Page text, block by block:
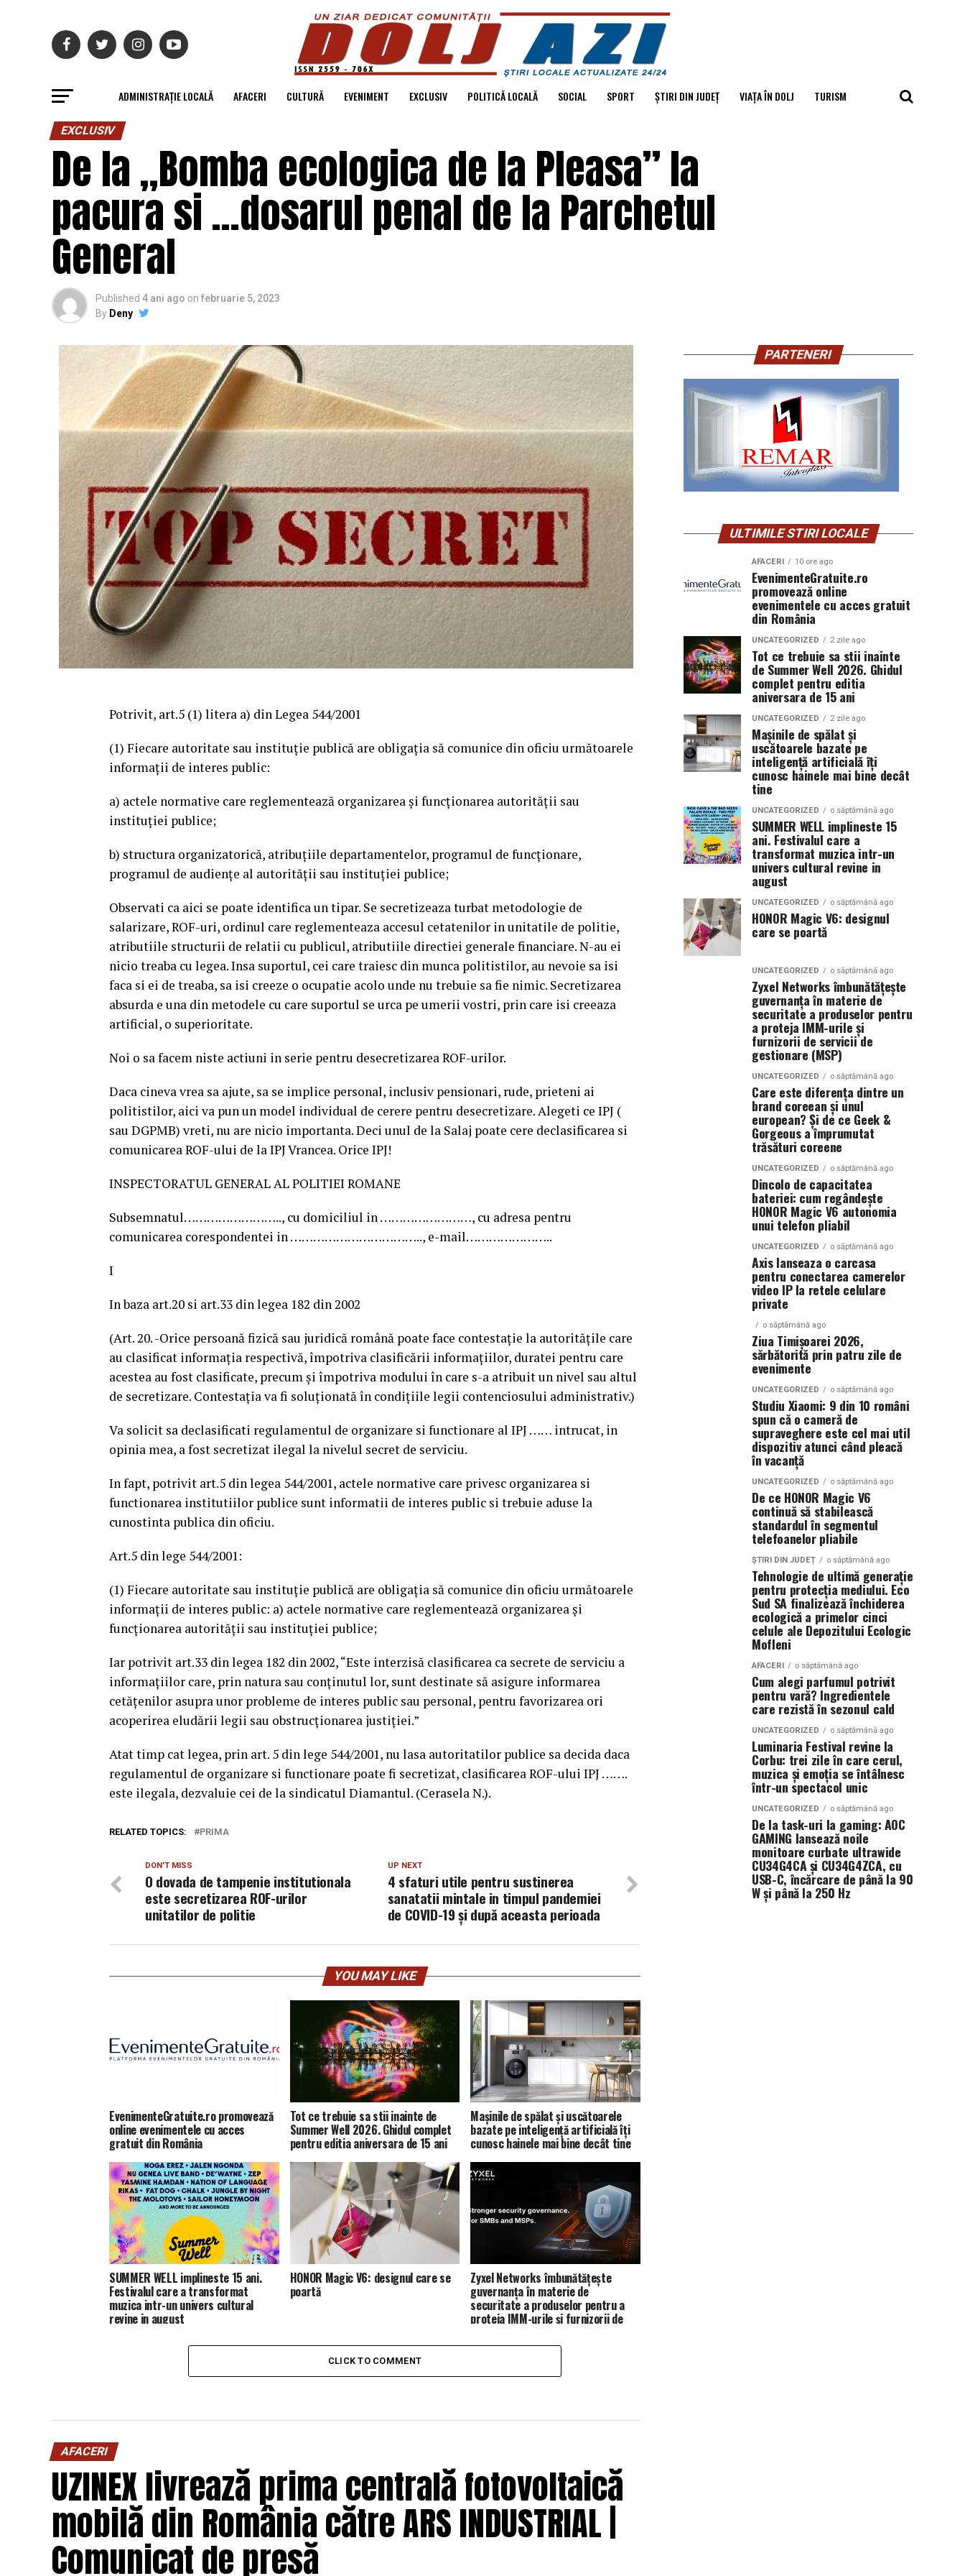
ADMINISTRAȚIE LOCALĂ AFACERI CULTURĂ EVENIMENT EXCLUSIV POLITICĂ LOCALĂ SOCIAL SPORT ȘTIRI DIN JUDEȚ VIAȚA ÎN DOLJ TURISM
EXCLUSIV
De la „Bomba ecologica de la Pleasa” la
pacura si …dosarul penal de la Parchetul
General
Published 4 ani ago on februarie 5, 2023
By Deny
Potrivit, art.5 (1) litera a) din Legea 544/2001
(1) Fiecare autoritate sau instituţie publică are obligaţia să comunice din oficiu următoarele
informaţii de interes public:
a) actele normative care reglementează organizarea şi funcţionarea autorităţii sau
instituţiei publice;
b) structura organizatorică, atribuţiile departamentelor, programul de funcţionare,
programul de audienţe al autorităţii sau instituţiei publice;
Observati ca aici se poate identifica un tipar. Se secretizeaza turbat metodologie de
salarizare, ROF-uri, ordinul care reglementeaza accesul cetatenilor in unitatile de politie,
atributiile structurii de relatii cu publicul, atributiile directiei generale financiare. N-au ei
nicio treaba cu legea. Insa suportul, cei care traiesc din munca politistilor, au nevoie sa isi
faca si ei de treaba, sa isi creeze o ocupatie acolo unde nu trebuie sa fie nimic. Secretizarea
absurda e una din metodele cu care suportul se urca pe umerii vostri, prin care isi creeaza
artificial, o superioritate.
Noi o sa facem niste actiuni in serie pentru desecretizarea ROF-urilor.
Daca cineva vrea sa ajute, sa se implice personal, inclusiv pensionari, rude, prieteni ai
politistilor, aici va pun un model individual de cerere pentru desecretizare. Alegeti ce IPJ (
sau DGPMB) vreti, nu are nicio importanta. Deci unul de la Salaj poate cere declasificarea si
comunicarea ROF-ului de la IPJ Vrancea. Orice IPJ!
INSPECTORATUL GENERAL AL POLITIEI ROMANE
Subsemnatul…………………….., cu domiciliul in ……………………, cu adresa pentru
comunicarea corespondentei in …………………………….., e-mail…………………..
I
In baza art.20 si art.33 din legea 182 din 2002
(Art. 20. -Orice persoană fizică sau juridică română poate face contestaţie la autorităţile care
au clasificat informaţia respectivă, împotriva clasificării informaţiilor, duratei pentru care
acestea au fost clasificate, precum şi împotriva modului în care s-a atribuit un nivel sau altul
de secretizare. Contestaţia va fi soluţionată în condiţiile legii contenciosului administrativ.)
Va solicit sa declasificati regulamentul de organizare si functionare al IPJ …… intrucat, in
opinia mea, a fost secretizat ilegal la nivelul secret de serviciu.
In fapt, potrivit art.5 din legea 544/2001, actele normative care privesc organizarea si
functionarea institutiilor publice sunt informatii de interes public si trebuie aduse la
cunostinta publica din oficiu.
Art.5 din lege 544/2001:
(1) Fiecare autoritate sau instituţie publică are obligaţia să comunice din oficiu următoarele
informaţii de interes public: a) actele normative care reglementează organizarea şi
funcţionarea autorităţii sau instituţiei publice;
Iar potrivit art.33 din legea 182 din 2002, “Este interzisă clasificarea ca secrete de serviciu a
informaţiilor care, prin natura sau conţinutul lor, sunt destinate să asigure informarea
cetăţenilor asupra unor probleme de interes public sau personal, pentru favorizarea ori
acoperirea eludării legii sau obstrucţionarea justiţiei.”
Atat timp cat legea, prin art. 5 din lege 544/2001, nu lasa autoritatilor publice sa decida daca
regulamentul de organizare si functionare poate fi secretizat, clasificarea ROF-ului IPJ …….
este ilegala, dezvaluie cei de la sindicatul Diamantul. (Cerasela N.).
RELATED TOPICS: PRIMA
UP NEXT
4 sfaturi utile pentru sustinerea
sanatatii mintale in timpul pandemiei
de COVID-19 și după aceasta perioada
DON'T MISS
O dovada de tampenie institutionala
este secretizarea ROF-urilor
unitatilor de politie
YOU MAY LIKE
EvenimenteGratuite.ro promovează
online evenimentele cu acces
gratuit din România
Tot ce trebuie sa stii inainte de
Summer Well 2026. Ghidul complet
pentru editia aniversara de 15 ani
Mașinile de spălat și uscătoarele
bazate pe inteligență artificială îți
cunosc hainele mai bine decât tine
SUMMER WELL implineste 15 ani.
Festivalul care a transformat
muzica intr-un univers cultural
revine in august
HONOR Magic V6: designul care se
poartă
Zyxel Networks îmbunătățește
guvernanța în materie de
securitate a produselor pentru a
proteja IMM-urile și furnizorii de
CLICK TO COMMENT
AFACERI
UZINEX livrează prima centrală fotovoltaică
mobilă din România către ARS INDUSTRIAL |
Comunicat de presă
PARTENERI
ULTIMILE STIRI LOCALE
AFACERI 10 ore ago
EvenimenteGratuite.ro
promovează online
evenimentele cu acces gratuit
din România
UNCATEGORIZED 2 zile ago
Tot ce trebuie sa stii inainte
de Summer Well 2026. Ghidul
complet pentru editia
aniversara de 15 ani
UNCATEGORIZED 2 zile ago
Mașinile de spălat și
uscătoarele bazate pe
inteligență artificială îți
cunosc hainele mai bine decât
tine
UNCATEGORIZED o săptămână ago
SUMMER WELL implineste 15
ani. Festivalul care a
transformat muzica intr-un
univers cultural revine in
august
UNCATEGORIZED o săptămână ago
HONOR Magic V6: designul
care se poartă
UNCATEGORIZED o săptămână ago
Zyxel Networks îmbunătățește
guvernanța în materie de
securitate a produselor pentru
a proteja IMM-urile și
furnizorii de servicii de
gestionare (MSP)
UNCATEGORIZED o săptămână ago
Care este diferența dintre un
brand coreean și unul
european? Și de ce Geek &
Gorgeous a împrumutat
trăsături coreene
UNCATEGORIZED o săptămână ago
Dincolo de capacitatea
bateriei: cum regândește
HONOR Magic V6 autonomia
unui telefon pliabil
UNCATEGORIZED o săptămână ago
Axis lanseaza o carcasa
pentru conectarea camerelor
video IP la retele celulare
private
o săptămână ago
Ziua Timișoarei 2026,
sărbătorită prin patru zile de
evenimente
UNCATEGORIZED o săptămână ago
Studiu Xiaomi: 9 din 10 români
spun că o cameră de
supraveghere este cel mai util
dispozitiv atunci când pleacă
în vacanță
UNCATEGORIZED o săptămână ago
De ce HONOR Magic V6
continuă să stabilească
standardul în segmentul
telefoanelor pliabile
ȘTIRI DIN JUDEȚ o săptămână ago
Tehnologie de ultimă generație
pentru protecția mediului. Eco
Sud SA finalizează închiderea
ecologică a primelor cinci
celule ale Depozitului Ecologic
Mofleni
AFACERI o săptămână ago
Cum alegi parfumul potrivit
pentru vară? Ingredientele
care rezistă în sezonul cald
UNCATEGORIZED o săptămână ago
Luminaria Festival revine la
Corbu: trei zile în care cerul,
muzica și emoția se întâlnesc
într-un spectacol unic
UNCATEGORIZED o săptămână ago
De la task-uri la gaming: AOC
GAMING lansează noile
monitoare curbate ultrawide
CU34G4CA și CU34G4ZCA, cu
USB-C, încărcare de până la 90
W și până la 250 Hz